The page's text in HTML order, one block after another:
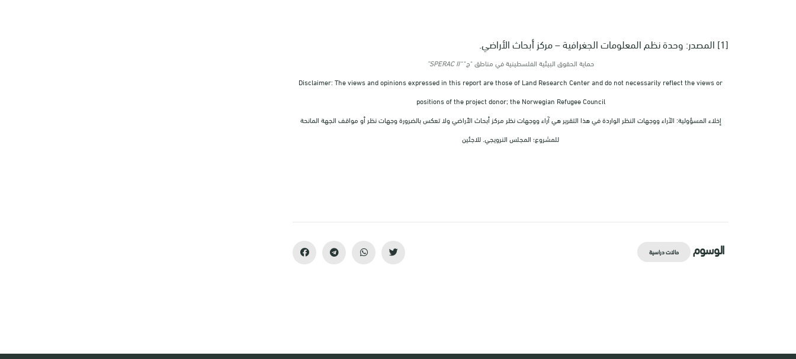
[1] المصدر: وحدة نظم المعلومات الجغرافية – مركز أبحاث الأراضي.
حماية الحقوق البيئية الفلسطينية في مناطق "ج"“SPERAC II”
Disclaimer: The views and opinions expressed in this report are those of Land Research Center and do not necessarily reflect the views or
positions of the project donor; the Norwegian Refugee Council
إخلاء المسؤولية: الآراء ووجهات النظر الواردة في هذا التقرير هي آراء ووجهات نظر مركز أبحاث الأراضي ولا تعكس بالضرورة وجهات نظر أو مواقف الجهة المانحة
للمشروع؛ المجلس النرويجي. للاجئين
الوسوم حالات دراسية